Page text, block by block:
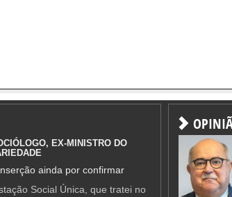
EX-MINISTRO DO
ainda por confirmar
Social Única, que tratei no